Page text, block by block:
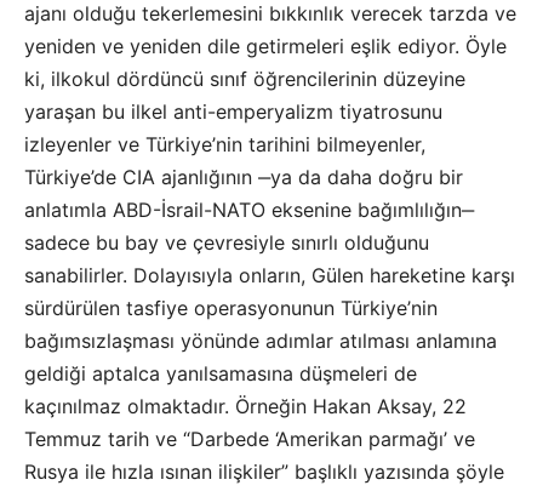
ajanı olduğu tekerlemesini bıkkınlık verecek tarzda ve
yeniden ve yeniden dile getirmeleri eşlik ediyor. Öyle
ki, ilkokul dördüncü sınıf öğrencilerinin düzeyine
yaraşan bu ilkel anti-emperyalizm tiyatrosunu
izleyenler ve Türkiye’nin tarihini bilmeyenler,
Türkiye’de CIA ajanlığının ‒ya da daha doğru bir
anlatımla ABD-İsrail-NATO eksenine bağımlılığın‒
sadece bu bay ve çevresiyle sınırlı olduğunu
sanabilirler. Dolayısıyla onların, Gülen hareketine karşı
sürdürülen tasfiye operasyonunun Türkiye’nin
bağımsızlaşması yönünde adımlar atılması anlamına
geldiği aptalca yanılsamasına düşmeleri de
kaçınılmaz olmaktadır. Örneğin Hakan Aksay, 22
Temmuz tarih ve “Darbede ‘Amerikan parmağı’ ve
Rusya ile hızla ısınan ilişkiler” başlıklı yazısında şöyle